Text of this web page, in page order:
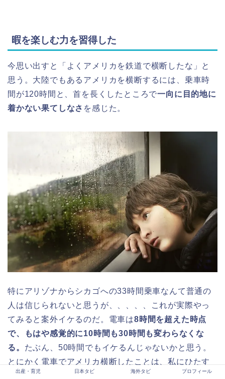
暇を楽しむ力を習得した
今思い出すと「よくアメリカを鉄道で横断したな」と
思う。大陸でもあるアメリカを横断するには、乗車時
間が120時間と、首を長くしたところで一向に目的地に
着かない果てしなさ を感じた。
特にアリゾナからシカゴへの33時間乗車なんて普通の
人は信じられないと思うが、、、、、これが実際やっ
てみると案外イケるのだ。電車は8時間を超えた時点
で、もはや感覚的に10時間も30時間も変わらなくな
る。 たぶん、50時間でもイケるんじゃないかと思う。
とにかく電車でアメリカ横断したことは、私にひたす
ら外の景色を見て楽しむ心の余裕と辛抱強さを与えて
出産・育児 日本タビ 海外タビ プロフィール